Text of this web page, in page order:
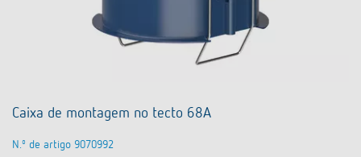
Caixa de montagem no tecto 68A
N.º de artigo 9070992